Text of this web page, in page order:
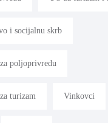
i socijalnu skrb
poljoprivredu
turizam Vinkovci